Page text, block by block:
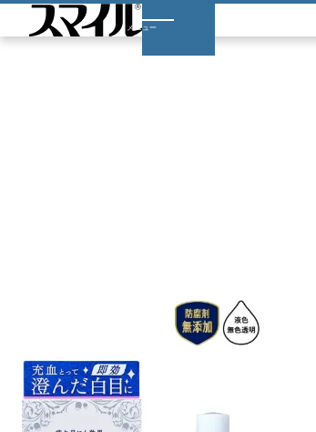
JP
メニュー
TOP 製品ラインアップ スマイルホワイティエ n